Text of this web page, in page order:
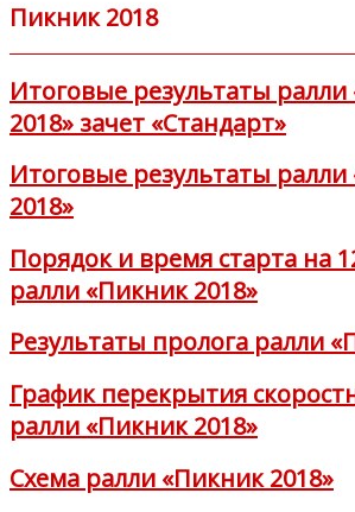
Пикник 2018
Итоговые результаты
2018» зачет «Стандарт»
Итоговые результаты
2018»
Порядок и время старта на
ралли «Пикник 2018»
Результаты пролога ралли
График перекрытия
ралли «Пикник 2018»
Схема ралли «Пикник 2018»